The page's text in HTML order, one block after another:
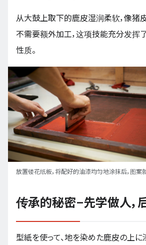
从大鼓上取下的鹿皮湿润柔软，像猪
不需要额外加工，这项技能充分发挥
性质。
放置镂花纸板，将配好的油漆均匀地涂抹后，图案
传承的秘密–先学做人，
型紙を使って、地を染めた鹿皮の上